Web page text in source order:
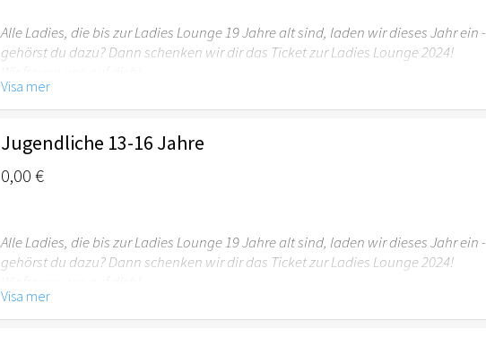
Alle Ladies, die bis zur Ladies Lounge 19 Jahre alt sind, laden wir dieses Jahr ein -
gehörst du dazu? Dann schenken wir dir das Ticket zur Ladies Lounge 2024!
Susanna Bigger & Team
Visa mer
Jugendliche 13-16 Jahre
0,00 €
Alle Ladies, die bis zur Ladies Lounge 19 Jahre alt sind, laden wir dieses Jahr ein -
gehörst du dazu? Dann schenken wir dir das Ticket zur Ladies Lounge 2024!
Susanna Bigger & Team
Visa mer